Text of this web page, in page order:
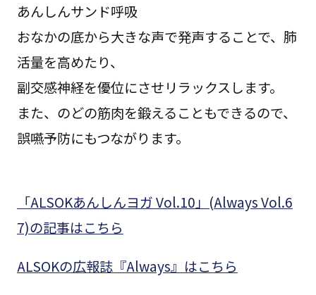
あんしんサンド呼吸
おなかの底から大きな声で発声することで、肺
活量を高めたり、
副交感神経を優位にさせリラックスします。
また、のどの筋肉を鍛えることもできるので、
誤嚥予防にもつながります。
「ALSOKあんしんヨガ Vol.10」(Always Vol.6
7)の記事はこちら
ALSOKの広報誌『Always』はこちら